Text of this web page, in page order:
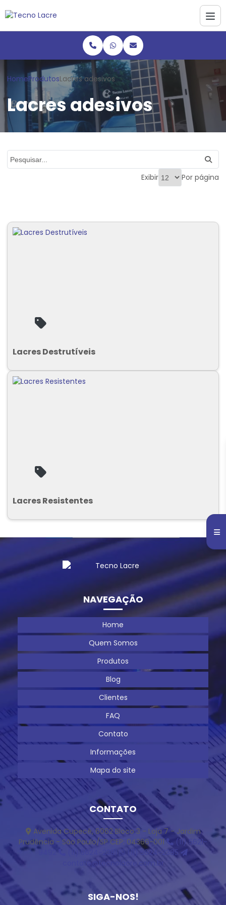
HomeProdutosLacres adesivos
Lacres adesivos
Exibir Por página
Lacres Destrutíveis
Lacres Resistentes
NAVEGAÇÃO
Home
Quem Somos
Produtos
Blog
Clientes
FAQ
Contato
Informações
Mapa do site
CONTATO
Avenida Cupecê, 6062 Bloco 3 - Loja 7 - Jardim
Prudência - São Paulo/SP CEP: 04366-001
(11) 5621-
9492
(11) 5624-2381
(11) 5624-2385
contato@tecnolacre.com.br
SIGA-NOS!